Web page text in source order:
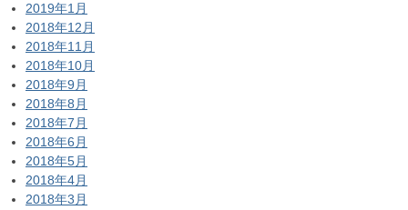
2019年1月
2018年12月
2018年11月
2018年10月
2018年9月
2018年8月
2018年7月
2018年6月
2018年5月
2018年4月
2018年3月